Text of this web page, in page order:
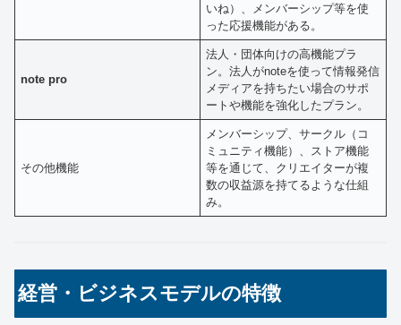
いね）、メンバーシップ等を使
った応援機能がある。
note pro
法人・団体向けの高機能プラ
ン。法人がnoteを使って情報発信
メディアを持ちたい場合のサポ
ートや機能を強化したプラン。
その他機能
メンバーシップ、サークル（コ
ミュニティ機能）、ストア機能
等を通じて、クリエイターが複
数の収益源を持てるような仕組
み。
経営・ビジネスモデルの特徴